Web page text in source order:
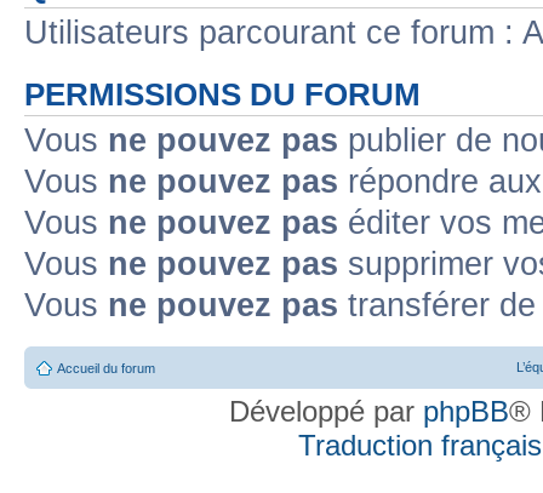
Utilisateurs parcourant ce forum :
PERMISSIONS DU FORUM
Vous ne pouvez pas publier de
Vous ne pouvez pas répondre
Vous ne pouvez pas éditer vos
Vous ne pouvez pas supprimer
Vous ne pouvez pas transférer
Accueil du forum
Développé par phpBB®
Traduction